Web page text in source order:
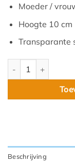
Moeder /
Hoogte 10 cm
Transparante
Moeder watersport
Beschrijving